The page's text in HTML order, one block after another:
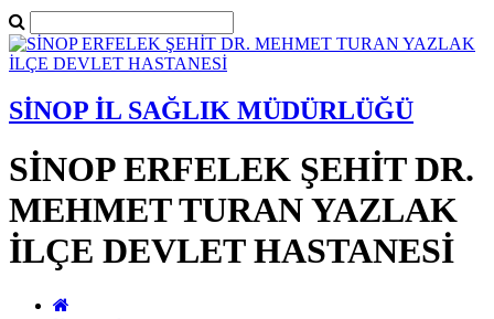
SİNOP İL SAĞLIK MÜDÜRLÜĞÜ
SİNOP ERFELEK ŞEHİT DR.
MEHMET TURAN YAZLAK
İLÇE DEVLET HASTANESİ